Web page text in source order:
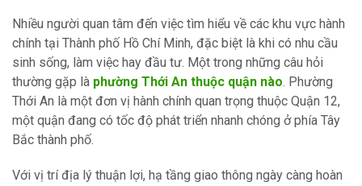
Nhiều người quan tâm đến việc tìm hiểu về các khu vực hành
chính tại Thành phố Hồ Chí Minh, đặc biệt là khi có nhu cầu
sinh sống, làm việc hay đầu tư. Một trong những câu hỏi
thường gặp là phường Thới An thuộc quận nào. Phường
Thới An là một đơn vị hành chính quan trọng thuộc Quận 12,
một quận đang có tốc độ phát triển nhanh chóng ở phía Tây
Bắc thành phố.
Với vị trí địa lý thuận lợi, hạ tầng giao thông ngày càng hoàn